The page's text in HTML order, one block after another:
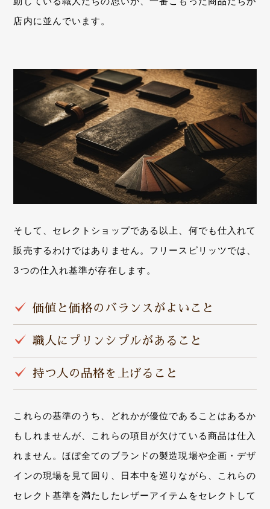
店内に並んでいます。
そして、セレクトショップである以上、何でも仕入れて
販売するわけではありません。フリースピリッツでは、
3つの仕入れ基準が存在します。
価値と価格のバランスがよいこと
職人にプリンシプルがあること
持つ人の品格を上げること
これらの基準のうち、どれかが優位であることはあるか
もしれませんが、これらの項目が欠けている商品は仕入
れません。ほぼ全てのブランドの製造現場や企画・デザ
インの現場を見て回り、日本中を巡りながら、これらの
セレクト基準を満たしたレザーアイテムをセレクトして